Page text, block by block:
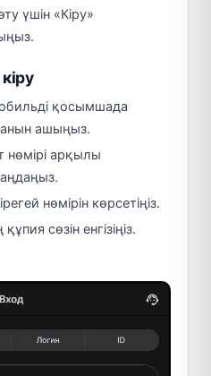
үшін «Кіру»
қосымшада
ашыңыз.
нөмірі арқылы
нөмірін көрсетіңіз.
сөзін енгізіңіз.